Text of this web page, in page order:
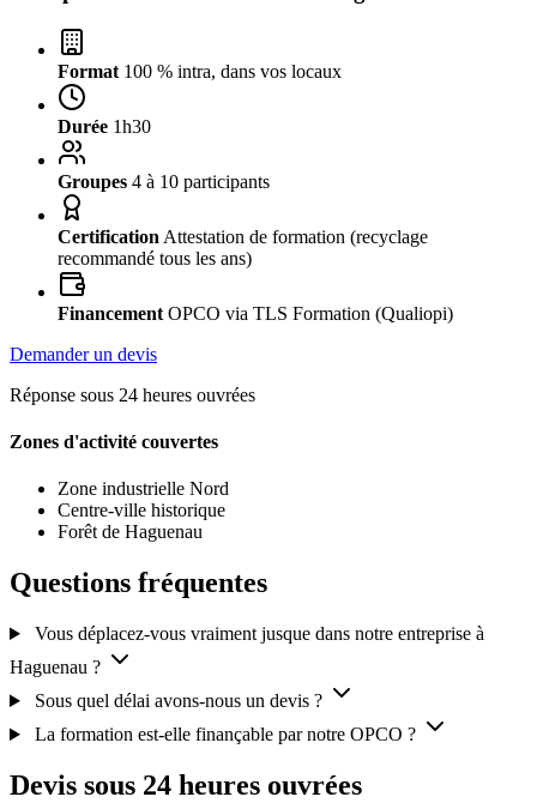
Format 100 % intra, dans vos locaux
Durée 1h30
Groupes 4 à 10 participants
Certification Attestation de formation (recyclage
recommandé tous les ans)
Financement OPCO via TLS Formation (Qualiopi)
Demander un devis
Réponse sous 24 heures ouvrées
Zones d'activité couvertes
Zone industrielle Nord
Centre-ville historique
Forêt de Haguenau
Questions fréquentes
Vous déplacez-vous vraiment jusque dans notre entreprise à
Haguenau ?
Sous quel délai avons-nous un devis ?
La formation est-elle finançable par notre OPCO ?
Devis sous 24 heures ouvrées